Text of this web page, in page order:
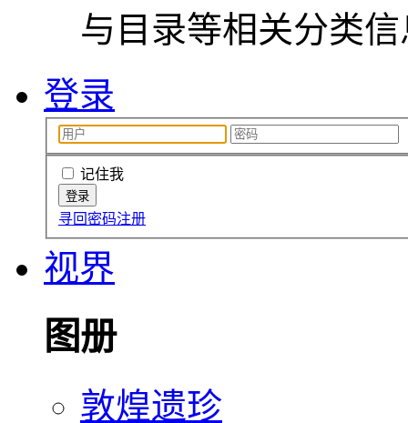
与目录等相关分类
登录
记住我
寻回密码注册
视界
图册
敦煌遗珍